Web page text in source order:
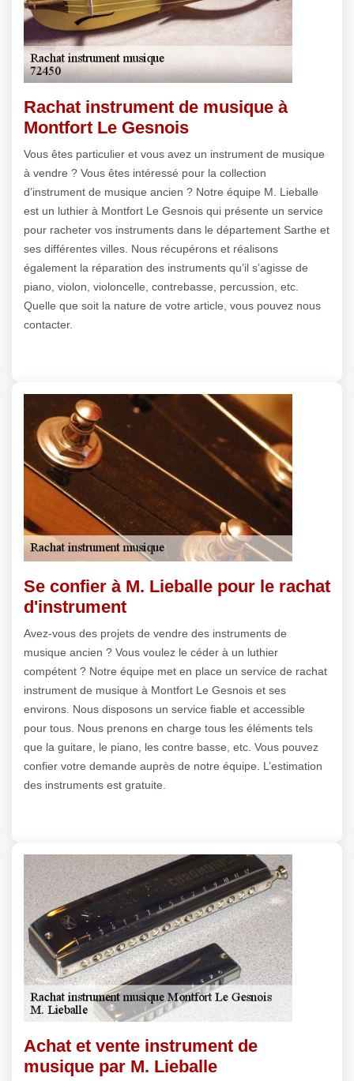
Rachat instrument de musique à
Montfort Le Gesnois
Vous êtes particulier et vous avez un instrument de musique
à vendre ? Vous êtes intéressé pour la collection
d’instrument de musique ancien ? Notre équipe M. Lieballe
est un luthier à Montfort Le Gesnois qui présente un service
pour racheter vos instruments dans le département Sarthe et
ses différentes villes. Nous récupérons et réalisons
également la réparation des instruments qu’il s’agisse de
piano, violon, violoncelle, contrebasse, percussion, etc.
Quelle que soit la nature de votre article, vous pouvez nous
contacter.
Se confier à M. Lieballe pour le rachat
d'instrument
Avez-vous des projets de vendre des instruments de
musique ancien ? Vous voulez le céder à un luthier
compétent ? Notre équipe met en place un service de rachat
instrument de musique à Montfort Le Gesnois et ses
environs. Nous disposons un service fiable et accessible
pour tous. Nous prenons en charge tous les éléments tels
que la guitare, le piano, les contre basse, etc. Vous pouvez
confier votre demande auprès de notre équipe. L’estimation
des instruments est gratuite.
Achat et vente instrument de
musique par M. Lieballe